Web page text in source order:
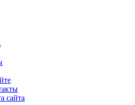
сайта